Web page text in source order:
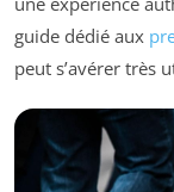
guide dédié aux
peut s’avérer très